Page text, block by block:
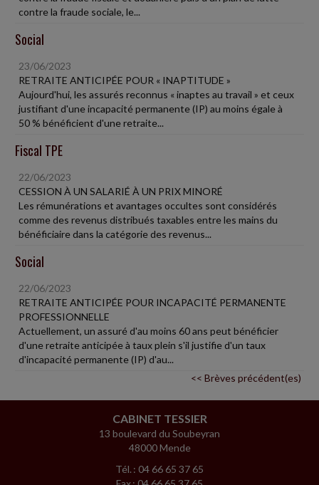
contre la fraude sociale, le...
Social
23/06/2023
RETRAITE ANTICIPÉE POUR « INAPTITUDE »
Aujourd'hui, les assurés reconnus « inaptes au travail » et ceux
justifiant d'une incapacité permanente (IP) au moins égale à
50 % bénéficient d'une retraite...
Fiscal TPE
22/06/2023
CESSION À UN SALARIÉ À UN PRIX MINORÉ
Les rémunérations et avantages occultes sont considérés
comme des revenus distribués taxables entre les mains du
bénéficiaire dans la catégorie des revenus...
Social
22/06/2023
RETRAITE ANTICIPÉE POUR INCAPACITÉ PERMANENTE
PROFESSIONNELLE
Actuellement, un assuré d'au moins 60 ans peut bénéficier
d'une retraite anticipée à taux plein s'il justifie d'un taux
d'incapacité permanente (IP) d'au...
<< Brèves précédent(es)
CABINET TESSIER
13 boulevard du Soubeyran
48000 Mende
Tél. : 04 66 65 37 65